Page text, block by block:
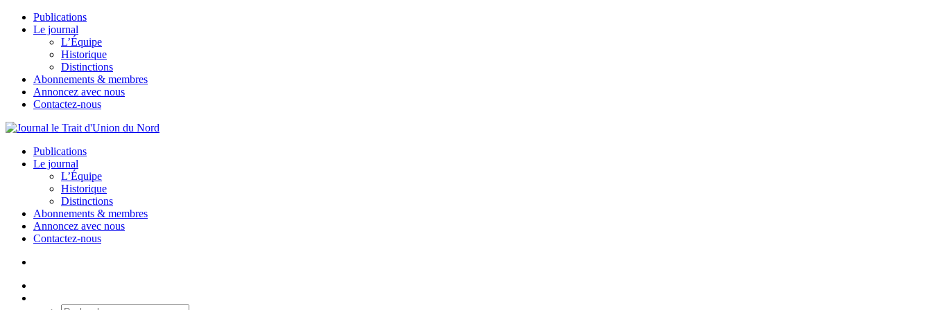
Publications
Le journal
L’Équipe
Historique
Distinctions
Abonnements & membres
Annoncez avec nous
Contactez-nous
Publications
Le journal
L’Équipe
Historique
Distinctions
Abonnements & membres
Annoncez avec nous
Contactez-nous